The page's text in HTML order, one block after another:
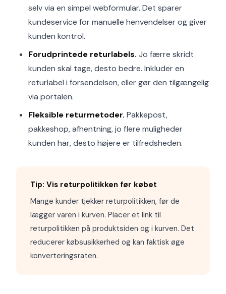
selv via en simpel webformular. Det sparer
kundeservice for manuelle henvendelser og giver
kunden kontrol.
Forudprintede returlabels. Jo færre skridt
kunden skal tage, desto bedre. Inkluder en
returlabel i forsendelsen, eller gør den tilgængelig
via portalen.
Fleksible returmetoder. Pakkepost,
pakkeshop, afhentning, jo flere muligheder
kunden har, desto højere er tilfredsheden.
Tip: Vis returpolitikken før købet
Mange kunder tjekker returpolitikken, før de
lægger varen i kurven. Placer et link til
returpolitikken på produktsiden og i kurven. Det
reducerer købsusikkerhed og kan faktisk øge
konverteringsraten.